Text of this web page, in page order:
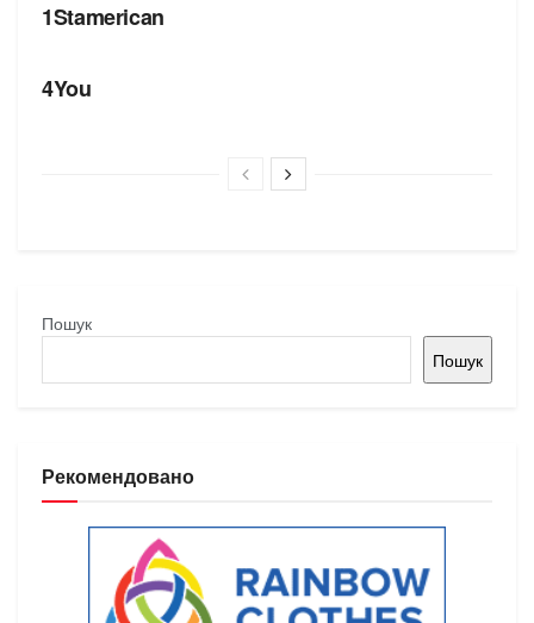
1Stamerican
4You
Пошук
Пошук
Рекомендовано